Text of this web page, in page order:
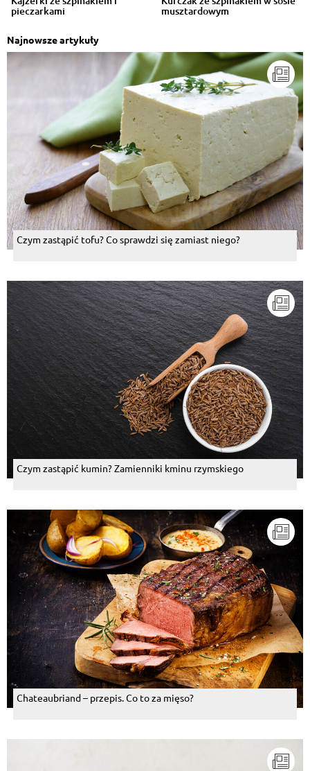
pieczarkami musztardowym
Najnowsze artykuły
Czym zastąpić tofu? Co sprawdzi się zamiast niego?
Czym zastąpić kumin? Zamienniki kminu rzymskiego
Chateaubriand – przepis. Co to za mięso?